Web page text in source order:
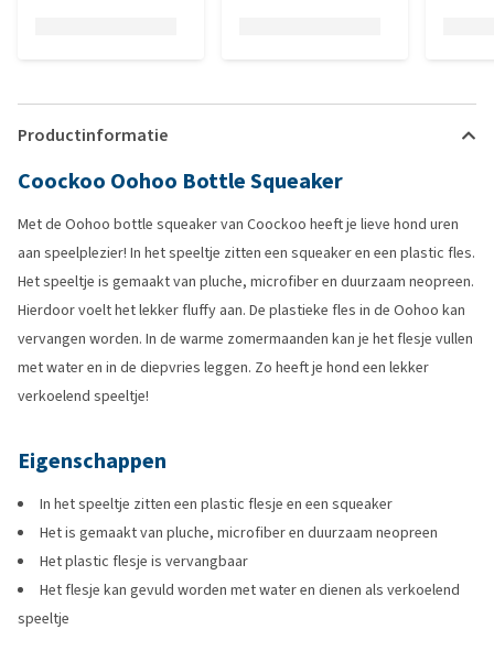
Productinformatie
Coockoo Oohoo Bottle Squeaker
Met de Oohoo bottle squeaker van Coockoo heeft je lieve hond uren
aan speelplezier! In het speeltje zitten een squeaker en een plastic fles.
Het speeltje is gemaakt van pluche, microfiber en duurzaam neopreen.
Hierdoor voelt het lekker fluffy aan. De plastieke fles in de Oohoo kan
vervangen worden. In de warme zomermaanden kan je het flesje vullen
met water en in de diepvries leggen. Zo heeft je hond een lekker
verkoelend speeltje!
Eigenschappen
In het speeltje zitten een plastic flesje en een squeaker
Het is gemaakt van pluche, microfiber en duurzaam neopreen
Het plastic flesje is vervangbaar
Het flesje kan gevuld worden met water en dienen als verkoelend
speeltje